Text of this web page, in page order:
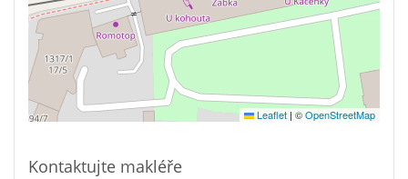
Leaflet | ©OpenStreetMap
Kontaktujte makléře